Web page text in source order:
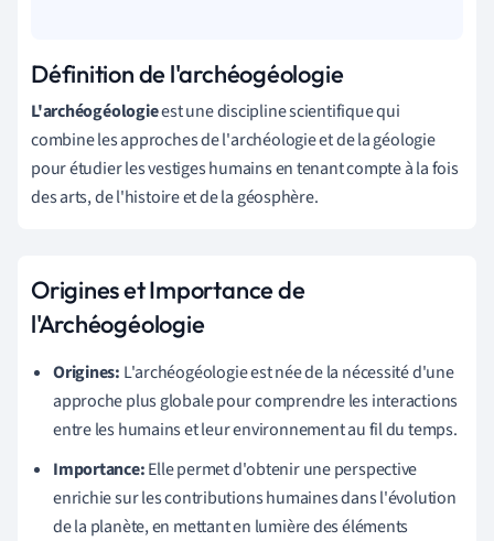
Définition de l'archéogéologie
L'archéogéologieest une discipline scientifique qui
combine les approches de l'archéologie et de la géologie
pour étudier les vestiges humains en tenant compte à la fois
des arts, de l'histoire et de la géosphère.
Origines et Importance de
l'Archéogéologie
Origines: L'archéogéologie est née de la nécessité d'une
approche plus globale pour comprendre les interactions
entre les humains et leur environnement au fil du temps.
Importance:Elle permet d'obtenir une perspective
enrichie sur les contributions humaines dans l'évolution
de la planète, en mettant en lumière des éléments